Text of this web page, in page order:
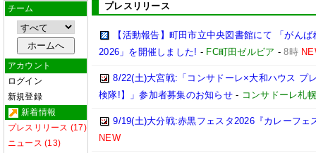
チーム
アカウント
ログイン
新規登録
新着情報
プレスリリース (17)
ニュース (13)
プレスリリース
【活動報告】町田市立中央図書館にて 「がん
2026」を開催しました! - FC町田ゼルビア -8時
8/22(土)大宮戦:「コンサドーレ×大和ハウス プ
検隊!】」参加者募集のお知らせ - コンサドーレ札幌
9/19(土)大分戦:赤黒フェスタ2026『カレーフェ
NEW